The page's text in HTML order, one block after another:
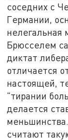
соседних с
Германии,
нелегальная
Брюсселем
диктат
отличается
настоящей,
"тирании
делается
считают